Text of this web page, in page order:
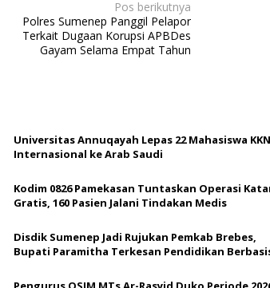
Pos berikutnya
Polres Sumenep Panggil Pelapor
Terkait Dugaan Korupsi APBDes
Gayam Selama Empat Tahun
Universitas Annuqayah Lepas 22 Mahasiswa KKN
Internasional ke Arab Saudi
Kodim 0826 Pamekasan Tuntaskan Operasi
Gratis, 160 Pasien Jalani Tindakan Medis
Disdik Sumenep Jadi Rujukan Pemkab Brebes,
Bupati Paramitha Terkesan Pendidikan